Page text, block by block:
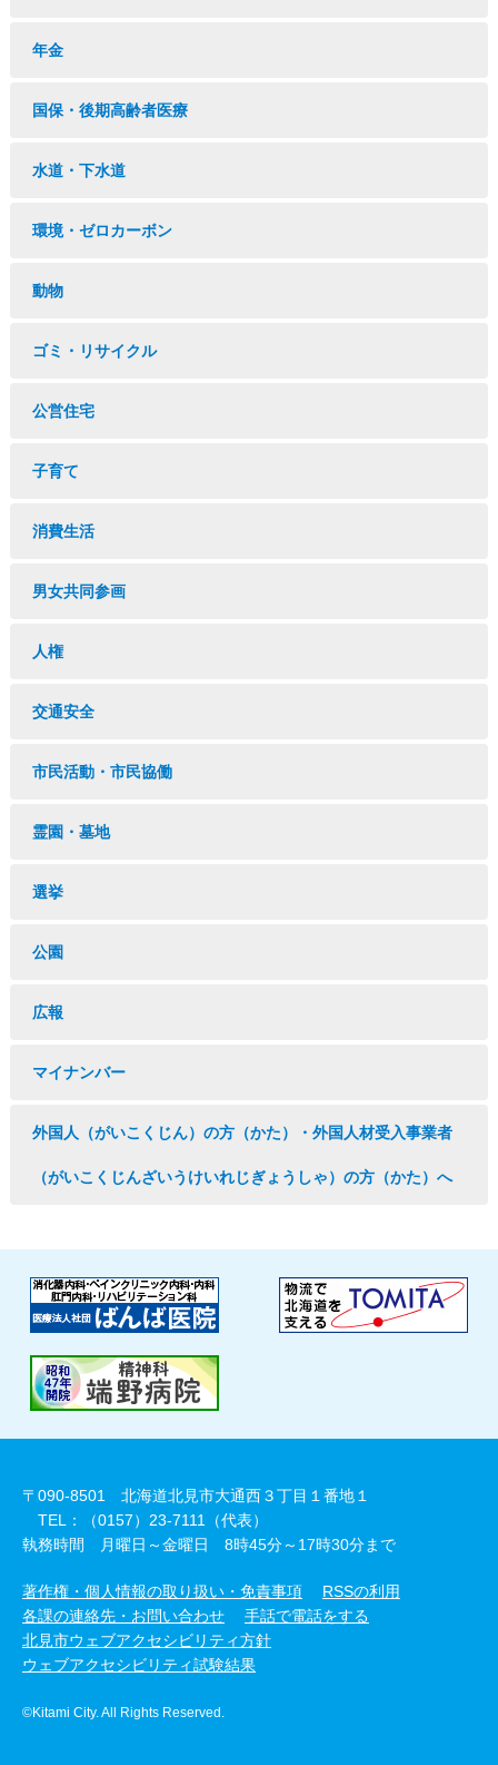
年金
国保・後期高齢者医療
水道・下水道
環境・ゼロカーボン
動物
ゴミ・リサイクル
公営住宅
子育て
消費生活
男女共同参画
人権
交通安全
市民活動・市民協働
霊園・墓地
選挙
公園
広報
マイナンバー
外国人（がいこくじん）の方（かた）・外国人材受入事業者
（がいこくじんざいうけいれじぎょうしゃ）の方（かた）へ
〒090-8501 北海道北見市大通西３丁目１番地１
TEL：（0157）23-7111（代表）
執務時間 月曜日～金曜日 8時45分～17時30分まで
著作権・個人情報の取り扱い・免責事項
RSSの利用
各課の連絡先・お問い合わせ
手話で電話をする
北見市ウェブアクセシビリティ方針
ウェブアクセシビリティ試験結果
©Kitami City. All Rights Reserved.